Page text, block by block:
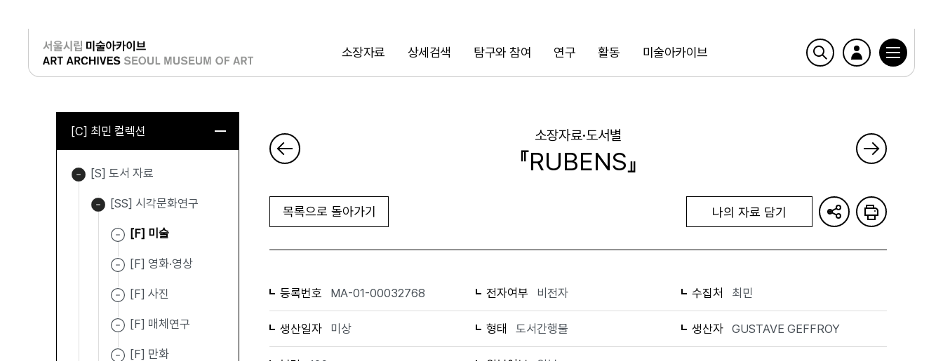
소장자료 상세검색 탐구와 참여 연구 활동 미술아카이브
검색
로그인
[C] 최민 컬렉션
[S] 도서 자료
[SS] 시각문화연구
[F] 미술
[F] 영화·영상
[F] 사진
[F] 매체연구
[F] 만화
소장자료·도서별
『RUBENS』
목록으로 돌아가기 나의 자료 담기
등록번호 MA-01-00032768 전자여부 비전자 수집처 최민
생산일자 미상 형태 도서간행물 생산자 GUSTAVE GEFFROY